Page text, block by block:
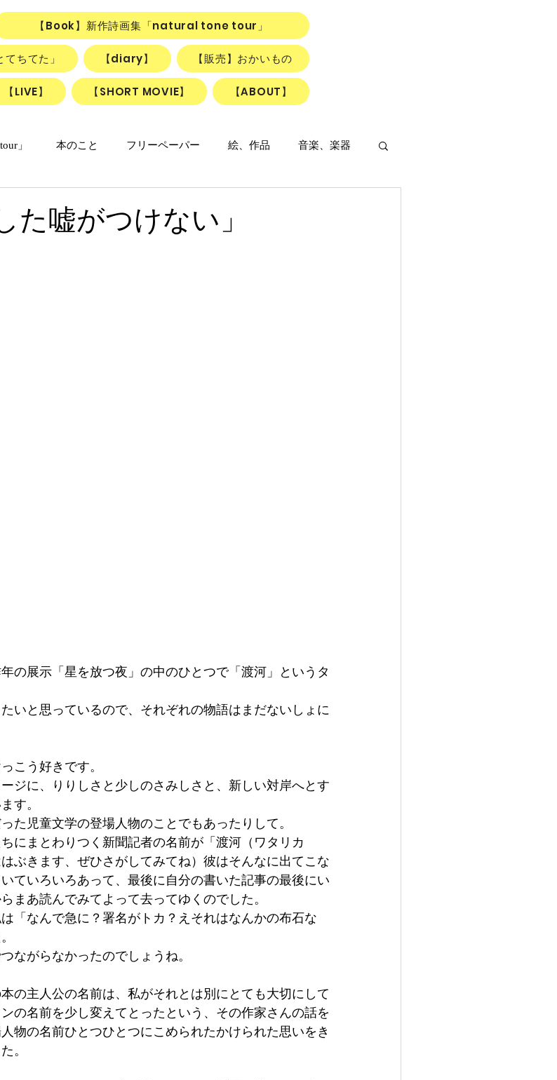
【Book】新作詩画集「natural tone tour」
ちてた」 【diary】 【販売】おかいもの
【LIVE】 【SHORT MOVIE】 【ABOUT】
」 本のこと フリーペーパー 絵、作品 音楽、楽器
た嘘がつけない」
の展示「星を放つ夜」の中のひとつで「渡河」というタ
いと思っているので、それぞれの物語はまだないしょに
こう好きです。
ジに、りりしさと少しのさみしさと、新しい対岸へとす
す。
た児童文学の登場人物のことでもあったりして。
にまとわりつく新聞記者の名前が「渡河（ワタリカ
ぶきます、ぜひさがしてみてね）彼はそんなに出てこな
ていろいろあって、最後に自分の書いた記事の最後にい
まあ読んでみてよって去ってゆくのでした。
「なんで急に？署名がトカ？えそれはなんかの布石な
ながらなかったのでしょうね。
の主人公の名前は、私がそれとは別にとても大切にして
の名前を少し変えてとったという、その作家さんの話を
物の名前ひとつひとつにこめられたかけられた思いをき
。